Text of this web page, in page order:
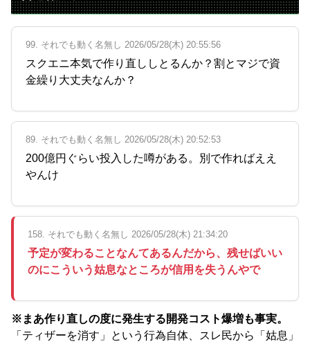
99. それでも動く名無し 2026/05/28(木) 20:55:56
スクエニ本気で作り直ししとるんか？割とマジで資
金繰り大丈夫なんか？
89. それでも動く名無し 2026/05/28(木) 20:52:53
200億円ぐらい投入した噂がある。別で作ればええ
やんけ
158. それでも動く名無し 2026/05/28(木) 21:34:20
予定が変わることなんてあるんだから、残せばいい
のにこういう姑息なところが信用を失うんやで
※まあ作り直しの度に発生する開発コスト爆増も事実。
「ティザーを消す」という行為自体、スレ民から「姑息」